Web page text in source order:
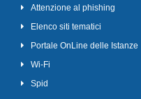
Attenzione al phishing
Elenco siti tematici
Portale OnLine delle Istanze
Wi-Fi
Spid